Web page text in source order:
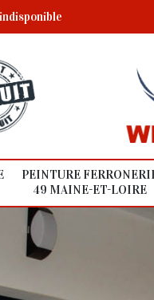
indisponible
PEINTURE
49 MAINE-ET-LOIRE